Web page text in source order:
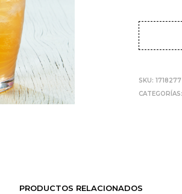
SKU:1718277
CATEGORÍAS:
PRODUCTOS RELACIONADOS